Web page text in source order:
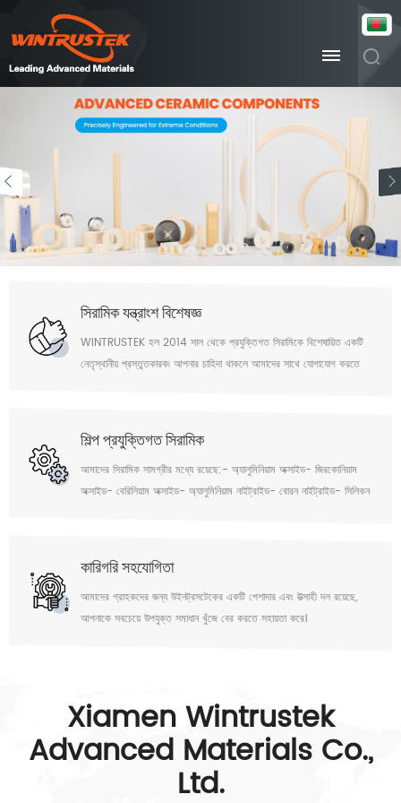
সিরামিক যন্ত্রাংশ বিশেষজ্ঞ
WINTRUSTEK হল 2014 সাল থেকে প্রযুক্তিগত সিরামিকে বিশেষায়িত একটি
নেতৃস্থানীয় প্রস্তুতকারক৷ আপনার চাহিদা থাকলে আমাদের সাথে যোগাযোগ করতে
শিল্প প্রযুক্তিগত সিরামিক
আমাদের সিরামিক সামগ্রীর মধ্যে রয়েছে:- অ্যালুমিনিয়াম অক্সাইড- জিরকোনিয়াম
অক্সাইড- বেরিলিয়াম অক্সাইড- অ্যালুমিনিয়াম নাইট্রাইড- বোরন নাইট্রাইড- সিলিকন
কারিগরি সহযোগিতা
আমাদের গ্রাহকদের জন্য উইনট্রসটেকের একটি পেশাদার এবং উত্সাহী দল রয়েছে,
আপনাকে সবচেয়ে উপযুক্ত সমাধান খুঁজে বের করতে সহায়তা করে।
Xiamen Wintrustek
Advanced Materials Co.,
Ltd.